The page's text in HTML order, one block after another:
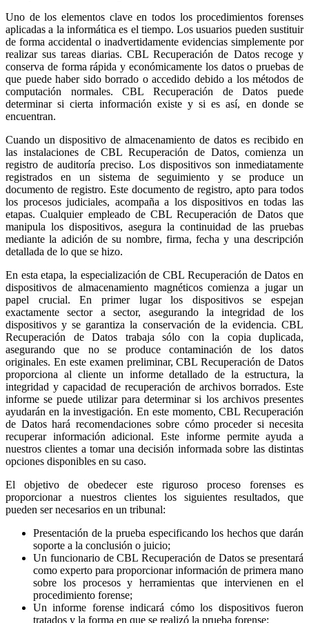
Uno de los elementos clave en todos los procedimientos forenses
aplicadas a la informática es el tiempo. Los usuarios pueden sustituir
de forma accidental o inadvertidamente evidencias simplemente por
realizar sus tareas diarias. CBL Recuperación de Datos recoge y
conserva de forma rápida y económicamente los datos o pruebas de
que puede haber sido borrado o accedido debido a los métodos de
computación normales. CBL Recuperación de Datos puede
determinar si cierta información existe y si es así, en donde se
encuentran.
Cuando un dispositivo de almacenamiento de datos es recibido en
las instalaciones de CBL Recuperación de Datos, comienza un
registro de auditoría preciso. Los dispositivos son inmediatamente
registrados en un sistema de seguimiento y se produce un
documento de registro. Este documento de registro, apto para todos
los procesos judiciales, acompaña a los dispositivos en todas las
etapas. Cualquier empleado de CBL Recuperación de Datos que
manipula los dispositivos, asegura la continuidad de las pruebas
mediante la adición de su nombre, firma, fecha y una descripción
detallada de lo que se hizo.
En esta etapa, la especialización de CBL Recuperación de Datos en
dispositivos de almacenamiento magnéticos comienza a jugar un
papel crucial. En primer lugar los dispositivos se espejan
exactamente sector a sector, asegurando la integridad de los
dispositivos y se garantiza la conservación de la evidencia. CBL
Recuperación de Datos trabaja sólo con la copia duplicada,
asegurando que no se produce contaminación de los datos
originales. En este examen preliminar, CBL Recuperación de Datos
proporciona al cliente un informe detallado de la estructura, la
integridad y capacidad de recuperación de archivos borrados. Este
informe se puede utilizar para determinar si los archivos presentes
ayudarán en la investigación. En este momento, CBL Recuperación
de Datos hará recomendaciones sobre cómo proceder si necesita
recuperar información adicional. Este informe permite ayuda a
nuestros clientes a tomar una decisión informada sobre las distintas
opciones disponibles en su caso.
El objetivo de obedecer este riguroso proceso forenses es
proporcionar a nuestros clientes los siguientes resultados, que
pueden ser necesarios en un tribunal:
Presentación de la prueba especificando los hechos que darán
soporte a la conclusión o juicio;
Un funcionario de CBL Recuperación de Datos se presentará
como experto para proporcionar información de primera mano
sobre los procesos y herramientas que intervienen en el
procedimiento forense;
Un informe forense indicará cómo los dispositivos fueron
tratados y la forma en que se realizó la prueba forense;